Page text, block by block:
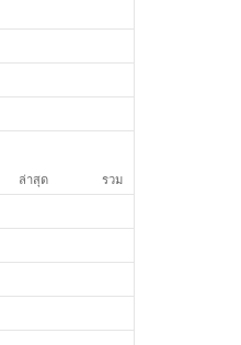
ล่าสุด รวม